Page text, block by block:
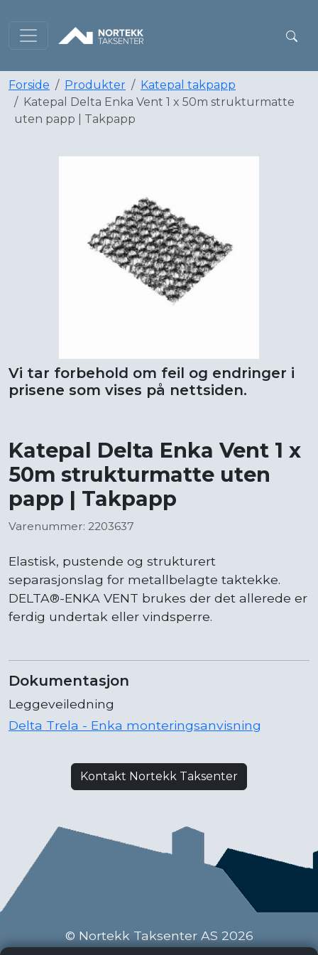
Forside Produkter
Katepal takpapp
Katepal Delta Enka Vent 1 x 50m strukturmatte
uten papp | Takpapp
Vi tar forbehold om feil og endringer i
prisene som vises på nettsiden.
Katepal Delta Enka Vent 1 x
50m strukturmatte uten
papp | Takpapp
Varenummer: 2203637
Elastisk, pustende og strukturert
separasjonslag for metallbelagte taktekke.
DELTA®-ENKA VENT brukes der det allerede er
ferdig undertak eller vindsperre.
Dokumentasjon
Leggeveiledning
Delta Trela - Enka monteringsanvisning
Kontakt Nortekk Taksenter
© Nortekk Taksenter AS 2026